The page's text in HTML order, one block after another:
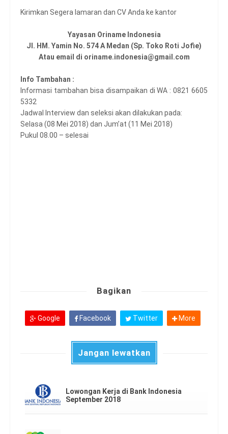
Kirimkan Segera lamaran dan CV Anda ke kantor
Yayasan Oriname Indonesia
Jl. HM. Yamin No. 574 A Medan (Sp. Toko Roti Jofie)
Atau email di oriname.indonesia@gmail.com
Info Tambahan :
Informasi tambahan bisa disampaikan di WA : 0821 6605
5332
Jadwal Interview dan seleksi akan dilakukan pada:
Selasa (08 Mei 2018) dan Jum’at (11 Mei 2018)
Pukul 08.00 – selesai
Bagikan
Google Facebook Twitter More
Jangan lewatkan
Lowongan Kerja di Bank Indonesia
September 2018